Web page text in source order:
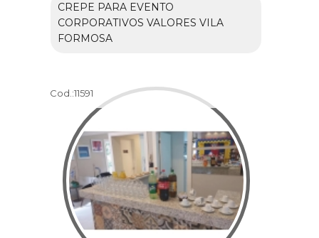
CREPE PARA EVENTO
CORPORATIVOS VALORES VILA
FORMOSA
Cod.:11591